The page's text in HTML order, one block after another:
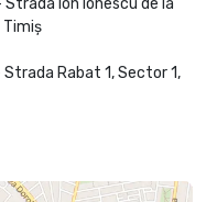
Timiș
Rabat 1, Sector 1,